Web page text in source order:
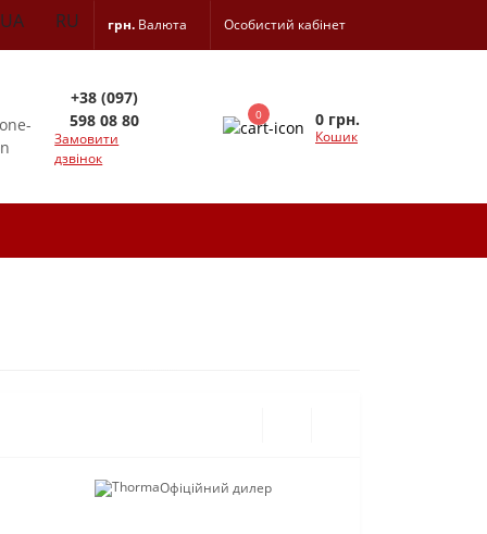
UA RU грн. Валюта Особистий кабінет
+38 (097)
598 08 80
Замовити
дзвінок
0 0 грн.
Кошик
Офіційний дилер